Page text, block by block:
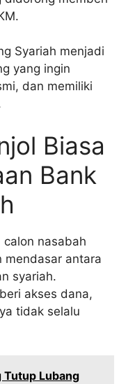
Syariah menjadi
yang ingin
dan memiliki
Biasa
Bank
calon nasabah
mendasar antara
syariah.
akses dana,
tidak selalu
Tutup Lubang